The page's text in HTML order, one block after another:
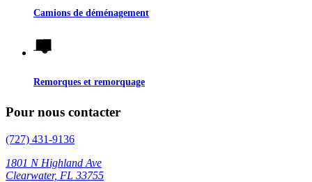
Camions de déménagement
Remorques et remorquage
Pour nous contacter
(727) 431-9136
1801 N Highland Ave
Clearwater, FL 33755